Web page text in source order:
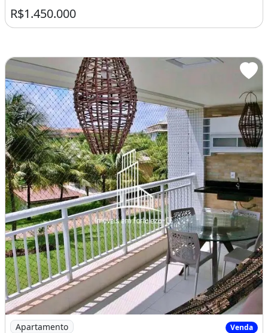
R$1.450.000
Imagem: Ap1622-Apartamento Mobiliado à Venda no
Apartamento Venda